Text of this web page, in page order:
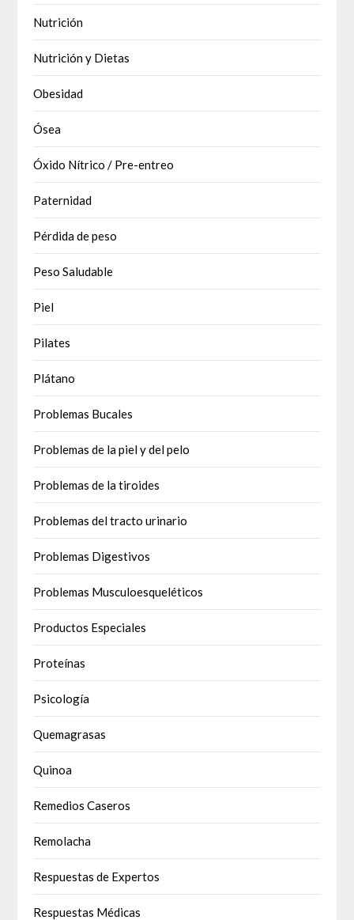
Nutrición
Nutrición y Dietas
Obesidad
Ósea
Óxido Nítrico / Pre-entreo
Paternidad
Pérdida de peso
Peso Saludable
Piel
Pilates
Plátano
Problemas Bucales
Problemas de la piel y del pelo
Problemas de la tiroides
Problemas del tracto urinario
Problemas Digestivos
Problemas Musculoesqueléticos
Productos Especiales
Proteínas
Psicología
Quemagrasas
Quinoa
Remedios Caseros
Remolacha
Respuestas de Expertos
Respuestas Médicas